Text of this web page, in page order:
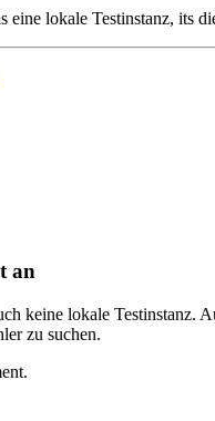
eine lokale Testinstanz,
an
keine lokale
zu suchen.